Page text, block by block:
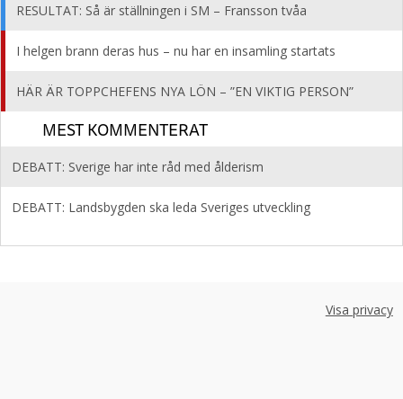
RESULTAT: Så är ställningen i SM – Fransson tvåa
I helgen brann deras hus – nu har en insamling startats
HÄR ÄR TOPPCHEFENS NYA LÖN – ”EN VIKTIG PERSON”
MEST KOMMENTERAT
DEBATT: Sverige har inte råd med ålderism
DEBATT: Landsbygden ska leda Sveriges utveckling
Visa privacy